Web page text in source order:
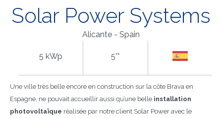
Solar Power Systems
Alicante - Spain
5 kWp 5°°
Une ville très belle encore en construction sur la côte Brava en
Espagne, ne pouvait accueillir aussi qu’une belle installation
photovoltaïque réalisée par notre client Solar Power avec le